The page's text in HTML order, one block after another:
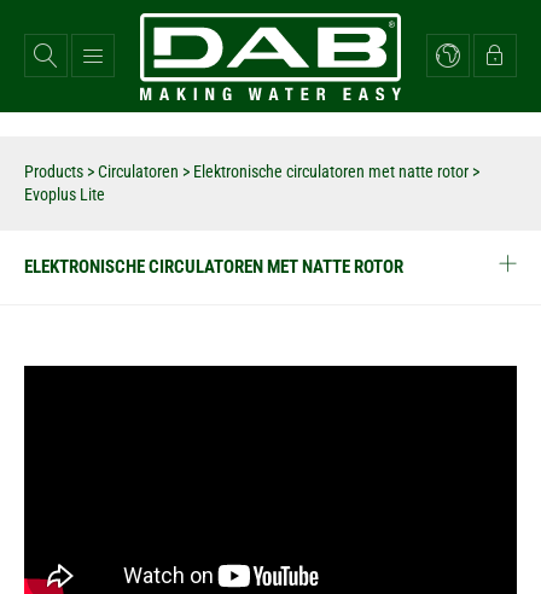
naar
Products >Circulatoren > Elektronische circulatoren met natte rotor >
Evoplus Lite
ELEKTRONISCHE CIRCULATOREN MET NATTE ROTOR